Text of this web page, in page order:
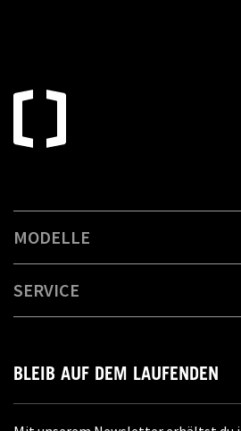
MODELLE
SERVICE
BLEIB AUF DEM LAUFENDEN